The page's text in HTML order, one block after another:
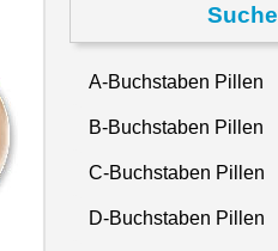
Suche
A-Buchstaben Pillen
B-Buchstaben Pillen
C-Buchstaben Pillen
D-Buchstaben Pillen